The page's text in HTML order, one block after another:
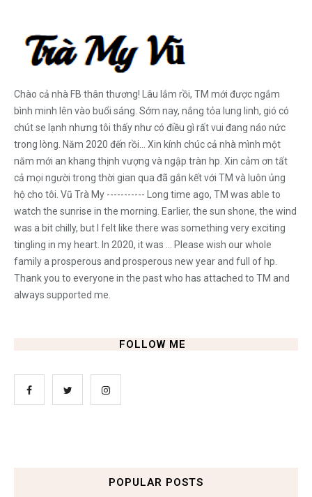
Chào cả nhà FB thân thương! Lâu lắm rồi, TM mới được ngắm
bình minh lên vào buổi sáng. Sớm nay, nắng tỏa lung linh, gió có
chút se lạnh nhưng tôi thấy như có điều gì rất vui đang náo nức
trong lòng. Năm 2020 đến rồi... Xin kính chúc cả nhà mình một
năm mới an khang thịnh vượng và ngập tràn hp. Xin cảm ơn tất
cả mọi người trong thời gian qua đã gắn kết với TM và luôn ủng
hộ cho tôi. Vũ Trà My ----------- Long time ago, TM was able to
watch the sunrise in the morning. Earlier, the sun shone, the wind
was a bit chilly, but I felt like there was something very exciting
tingling in my heart. In 2020, it was ... Please wish our whole
family a prosperous and prosperous new year and full of hp.
Thank you to everyone in the past who has attached to TM and
always supported me.
FOLLOW ME
POPULAR POSTS